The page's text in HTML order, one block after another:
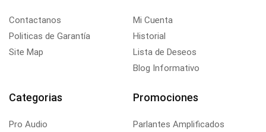
Contactanos
Politicas de Garantía
Site Map
Mi Cuenta
Historial
Lista de Deseos
Blog Informativo
Categorias
Pro Audio
Promociones
Parlantes Amplificados